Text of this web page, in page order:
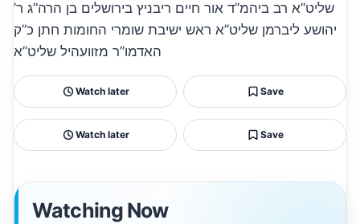
שליט”א רב ביהמ”ד אור חיים ריבניץ בירושלים בן הרה”ג ר’
יהושע ליברמן שליט”א ראש ישיבת שומרי החומות חתן כ”ק
האדמו”ר מזוועהיל שליט”א
Watch later Save
Watch later Save
Watching Now